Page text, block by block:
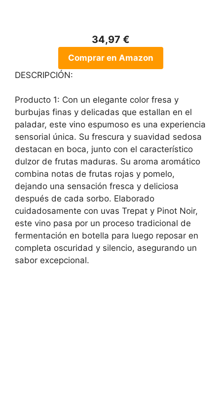
34,97 €
Comprar en Amazon
DESCRIPCIÓN:
Producto 1: Con un elegante color fresa y
burbujas finas y delicadas que estallan en el
paladar, este vino espumoso es una experiencia
sensorial única. Su frescura y suavidad sedosa
destacan en boca, junto con el característico
dulzor de frutas maduras. Su aroma aromático
combina notas de frutas rojas y pomelo,
dejando una sensación fresca y deliciosa
después de cada sorbo. Elaborado
cuidadosamente con uvas Trepat y Pinot Noir,
este vino pasa por un proceso tradicional de
fermentación en botella para luego reposar en
completa oscuridad y silencio, asegurando un
sabor excepcional.